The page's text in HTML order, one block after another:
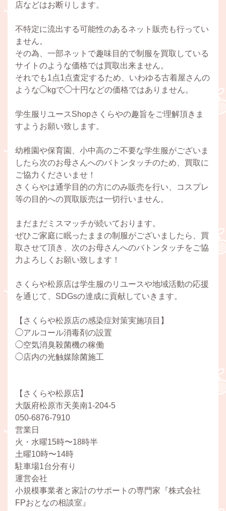
店などはお断りします。
不特定に流出する可能性のあるネット販売も行ってい
ません。
その為、一部ネットで趣味目的で制服を買取している
サイトのような価格では買取出来ません。
それでも1点1点査定するため、いわゆる古着屋さんの
ような◯kgで◯十円などの価格ではありません。
学生服リユースShopさくらやの趣旨をご理解頂きま
すようお願い致します。
幼稚園や保育園、小中高のご不要な学生服がございま
したら次のお母さんへのバトンタッチのため、買取に
ご協力くださいませ！
さくらやは通学目的の方にのみ販売を行い、コスプレ
等の目的への買取販売は一切行いません。
まだまだミスマッチが続いております。
ぜひご家庭に眠ったままの制服がございましたら、買
取させて頂き、次のお母さんへのバトンタッチをご協
力よろしくお願い致します！
さくらや松原店は学生服のリユースや地域活動の応援
を通じて、SDGsの達成に貢献していきます。
【さくらや松原店の感染症対策実施項目】
◯アルコール消毒剤の設置
◯空気消臭殺菌機の稼働
◯店内の光触媒除菌施工
【さくらや松原店】
大阪府松原市天美南1-204-5
050-6876-7910
営業日
火・水曜15時〜18時半
土曜10時〜14時
駐車場1台分有り
運営会社
小規模事業者と家計のサポートの専門家『株式会社
FPおとなの相談室』